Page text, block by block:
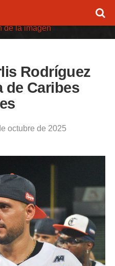
Rodríguez
de Caribes
octubre de 2025